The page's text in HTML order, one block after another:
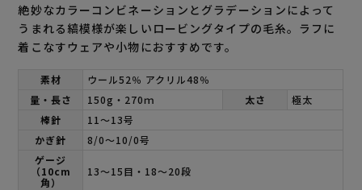
絶妙なカラーコンビネーションとグラデーションによって
うまれる縞模様が楽しいロービングタイプの毛糸。ラフに
着こなすウェアや小物におすすめです。
素材
ウール52％ アクリル48％
量・長さ
150g・270ｍ 太さ
極太
棒針
11～13号
かぎ針
8/0～10/0号
ゲージ
（10cm
角）
13～15目・18～20段